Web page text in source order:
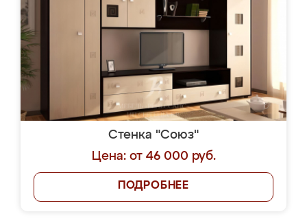
Стенка "Союз"
Цена: от 46 000 руб.
ПОДРОБНЕЕ